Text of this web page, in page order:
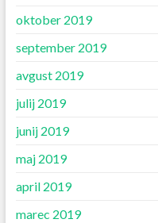
oktober 2019
september 2019
avgust 2019
julij 2019
junij 2019
maj 2019
april 2019
marec 2019